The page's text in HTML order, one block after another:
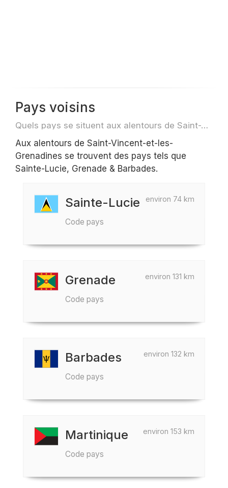
Pays voisins
Quels pays se situent aux alentours de Saint-Vincent-et-les-Grenadines par exemple pour des voyage ou des vols
Aux alentours de Saint-Vincent-et-les-
Grenadines se trouvent des pays tels que
Sainte-Lucie, Grenade & Barbades.
environ 74 km
Sainte-Lucie
Code pays
environ 131 km
Grenade
Code pays
environ 132 km
Barbades
Code pays
environ 153 km
Martinique
Code pays